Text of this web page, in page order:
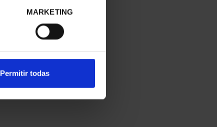
MARKETING
Permitir todas